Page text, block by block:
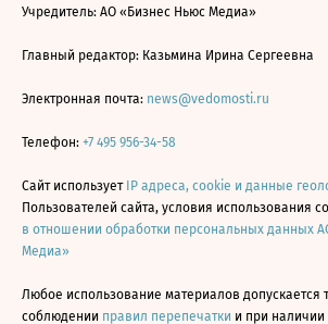
Учредитель: АО «Бизнес Ньюс Медиа»
Главный редактор: Казьмина Ирина Сергеевна
Электронная почта: news@vedomosti.ru
Телефон: +7 495 956-34-58
Сайт использует IP адреса, cookie и данные
Пользователей сайта, условия использования
в отношении обработки персональных данных
Медиа»
Любое использование материалов допускается
соблюдении правил перепечатки и при наличии